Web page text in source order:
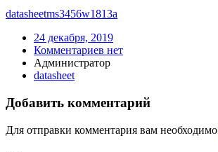
datasheetms3456w1813a
24 декабря, 2019
Комментариев нет
Администратор
datasheet
Добавить комментарий
Для отправки комментария вам необходимо